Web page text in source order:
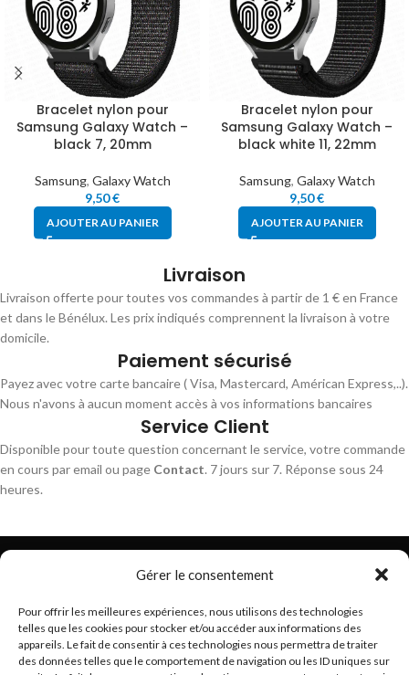
Gérer le consentement
Pour offrir les meilleures expériences, nous utilisons des technologies
telles que les cookies pour stocker et/ou accéder aux informations des
appareils. Le fait de consentir à ces technologies nous permettra de traiter
des données telles que le comportement de navigation ou les ID uniques sur
Bracelet nylon pour
Samsung Galaxy Watch –
black 7, 20mm
Samsung, Galaxy Watch
9,50€
AJOUTER AU PANIER
Bracelet nylon pour
Samsung Galaxy Watch –
black white 11, 22mm
Samsung, Galaxy Watch
9,50€
AJOUTER AU PANIER
Livraison
Livraison offerte pour toutes vos commandes à partir de 1 € en France
et dans le Bénélux. Les prix indiqués comprennent la livraison à votre
domicile.
Paiement sécurisé
Payez avec votre carte bancaire ( Visa, Mastercard, Américan Express,..).
Nous n'avons à aucun moment accès à vos informations bancaires
Service Client
Disponible pour toute question concernant le service, votre commande
en cours par email ou page Contact. 7 jours sur 7. Réponse sous 24
heures.
Trouvez les meilleurs bracelets de montres connectés
hello@braceletsmartwatch.com